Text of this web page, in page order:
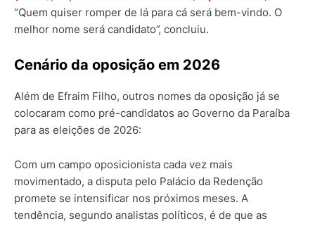
“Quem quiser romper de lá para cá será bem-vindo. O
melhor nome será candidato”, concluiu.
Cenário da oposição em 2026
Além de Efraim Filho, outros nomes da oposição já se
colocaram como pré-candidatos ao Governo da Paraíba
para as eleições de 2026:
Com um campo oposicionista cada vez mais
movimentado, a disputa pelo Palácio da Redenção
promete se intensificar nos próximos meses. A
tendência, segundo analistas políticos, é de que as